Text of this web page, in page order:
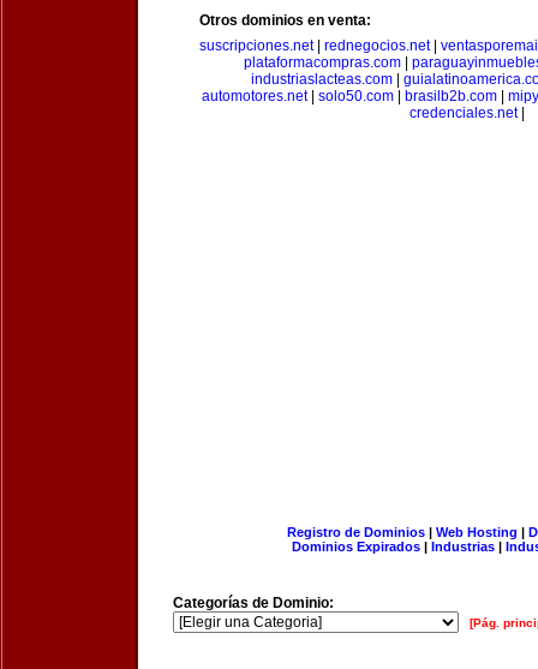
Otros dominios en venta:
suscripciones.net| rednegocios.net|
plataformacompras.com
industriaslacteas.com
automotores.net| solo50.com brasilb2b.com
credenciales.net|
Registro de Dominios| Web Hosting |
Dominios Expirados | Industrias |
Categorías de Dominio:
[Pág.